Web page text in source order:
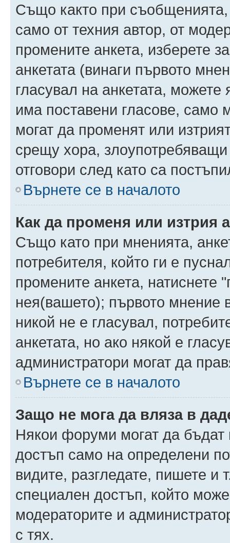
Също както при съобщенията,
само от техния автор, от
промените анкета, изберете
анкетата (винаги първото
гласувал на анкетата,
има поставени гласове, само
могат да променят или
срещу хора,
отговори след като са
Върнете се в началото
Как да променя или изтрия
Също като при мненията,
потребителя, който ги е
промените анкета, натиснете
нея(вашето); първото мнение
никой не е гласувал,
анкетата, но ако някой е
администратори могат да
Върнете се в началото
Защо не мога да вляза в
Някои форуми могат да бъдат
достъп само на определени
видите, разгледате, пишете
специален достъп, който
модераторите и
с тях.